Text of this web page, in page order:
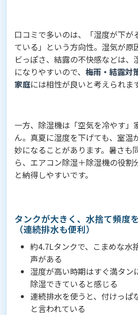
口コミで多いのは、「湿度が下が
ている」という方向性。湿気が原
ビっぽさ、結露の不快感などは、
になりやすいので、 梅雨・結露対
家庭には相性が良いと考えられま
一方、除湿機は「空気を冷やす」
ん。真夏に湿度を下げても、室温
妙になることがあります。暑さも
ら、エアコン除湿＋除湿機の役割
と納得しやすいです。
タンクが大きく、水捨て頻度
（連続排水も便利）
約4.7Lタンクで、こまめな水
声がある
湿度が高い時期はすぐ満タン
除湿できていると感じる
連続排水を使うと、付けっぱ
と言われている